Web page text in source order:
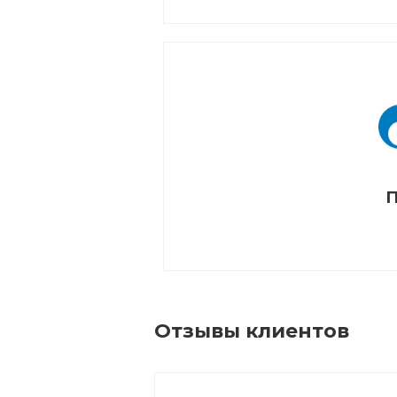
Отзывы клиентов